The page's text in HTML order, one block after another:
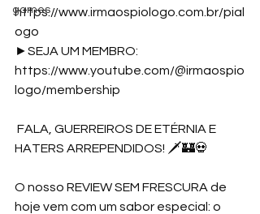
games
https://www.irmaospiologo.com.br/pial
ogo
►SEJA UM MEMBRO:
https://www.youtube.com/@irmaospio
logo/membership
HATERS ARREPENDIDOS! 🗡️🏰💀
O nosso REVIEW SEM FRESCURA de
hoje vem com um sabor especial: o